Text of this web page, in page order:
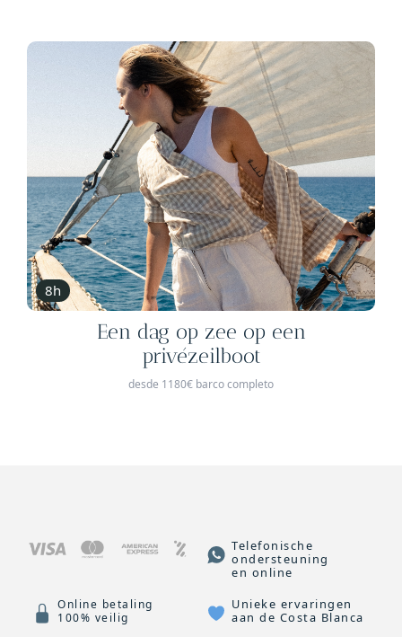
8h
Een dag op zee op een
privézeilboot
desde 1180€ barco completo
Telefonische
ondersteuning
en online
Online betaling
100% veilig
Unieke ervaringen
aan de Costa Blanca